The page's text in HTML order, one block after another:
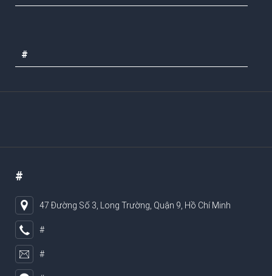
#
#
47 Đường Số 3, Long Trường, Quận 9, Hồ Chí Minh
#
#